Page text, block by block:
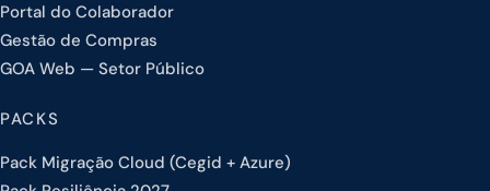
Portal do Colaborador
Gestão de Compras
GOA Web — Setor Público
PACKS
Pack Migração Cloud (Cegid + Azure)